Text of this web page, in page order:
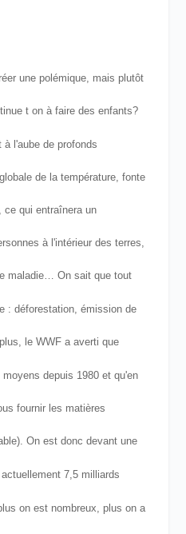
une polémique, mais plutôt
t on à faire des enfants?
l'aube de profonds
de la température, fonte
ce qui entraînera un
à l'intérieur des terres,
maladie…On sait que tout
: déforestation, émission de
le WWF a averti que
depuis 1980 et qu'en
fournir les matières
On est donc devant une
7,5 milliards
on est nombreux, plus on a